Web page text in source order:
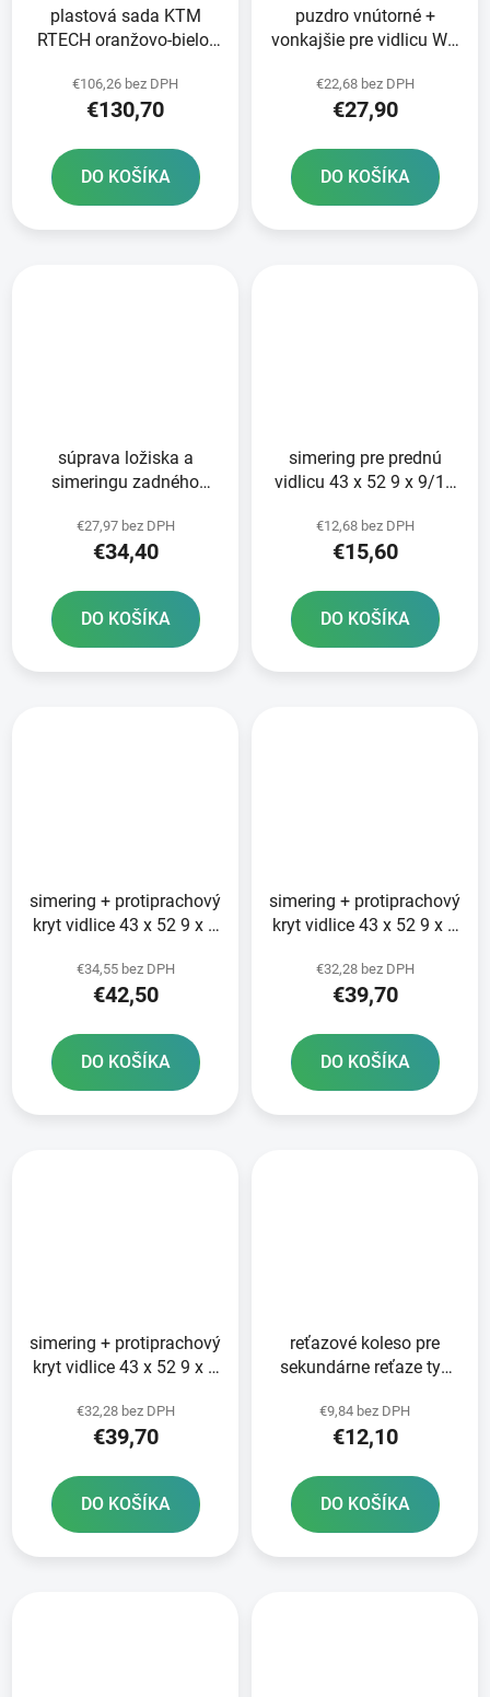
plastová sada KTM
RTECH oranžovo-bielo-
krytov vzduchového
filtra
€106,26 bez DPH
€130,70
DO KOŠÍKA
puzdro vnútorné +
vonkajšie pre vidlicu WP
€22,68 bez DPH
€27,90
DO KOŠÍKA
súprava ložiska a
simeringu zadného
€27,97 bez DPH
€34,40
DO KOŠÍKA
simering pre prednú
vidlicu 43 x 52 9 x 9/11
opravu 2 tlmičov
€12,68 bez DPH
€15,60
DO KOŠÍKA
simering + protiprachový
kryt vidlice 43 x 52 9 x 9
SKF zeleno-červená
€34,55 bez DPH
€42,50
DO KOŠÍKA
simering + protiprachový
kryt vidlice 43 x 52 9 x 9
€32,28 bez DPH
€39,70
DO KOŠÍKA
simering + protiprachový
kryt vidlice 43 x 52 9 x 9
€32,28 bez DPH
€39,70
DO KOŠÍKA
reťazové koleso pre
sekundárne reťaze typ
€9,84 bez DPH
€12,10
DO KOŠÍKA